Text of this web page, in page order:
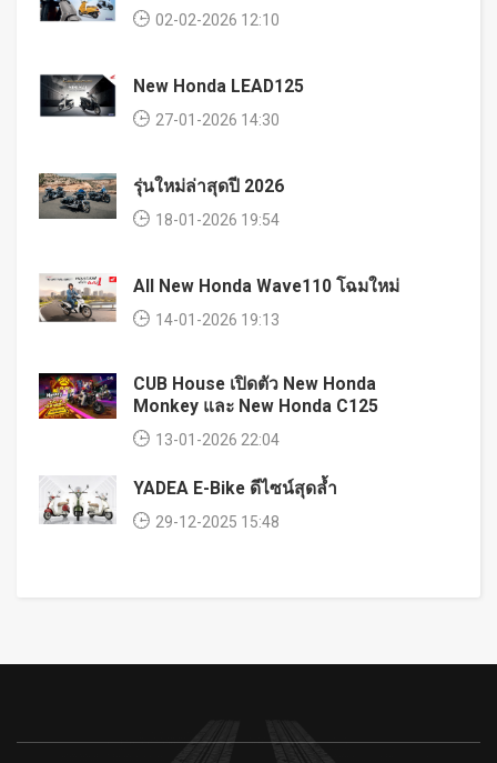
02-02-2026 12:10
New Honda LEAD125
27-01-2026 14:30
รุ่นใหม่ล่าสุดปี 2026
18-01-2026 19:54
All New Honda Wave110 โฉมใหม่
14-01-2026 19:13
CUB House เปิดตัว New Honda
Monkey และ New Honda C125
13-01-2026 22:04
YADEA E-Bike ดีไซน์สุดล้ำ
29-12-2025 15:48